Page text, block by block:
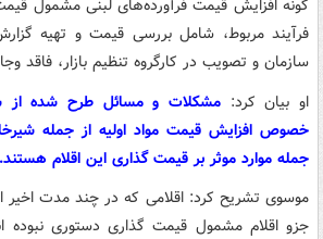
گونه افزایش قیمت فرآورده‌های لبنی مشمول
فرآیند مربوط، شامل بررسی قیمت و تهیه
سازمان و تصویب در کارگروه تنظیم بازار، فاقد
او بیان کرد: مشکلات و مسائل طرح شده از
خصوص افزایش قیمت مواد اولیه از جمله
جمله موارد موثر بر قیمت گذاری این اقلام هستند.
موسوی تشریح کرد: اقلامی که در چند مدت اخیر
جزو اقلام مشمول قیمت گذاری دستوری